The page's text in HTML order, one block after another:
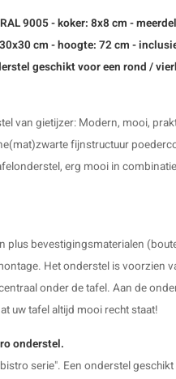
9005 - koker: 8x8 cm -
cm - hoogte: 72 cm -
geschikt voor een rond /
van gietijzer: Modern, mooi,
fijnstructuur
erg mooi in
plus bevestigingsmaterialen
Het onderstel is voorzien
onder de tafel. Aan de
uw tafel altijd mooi recht staat!
onderstel.
serie". Een onderstel